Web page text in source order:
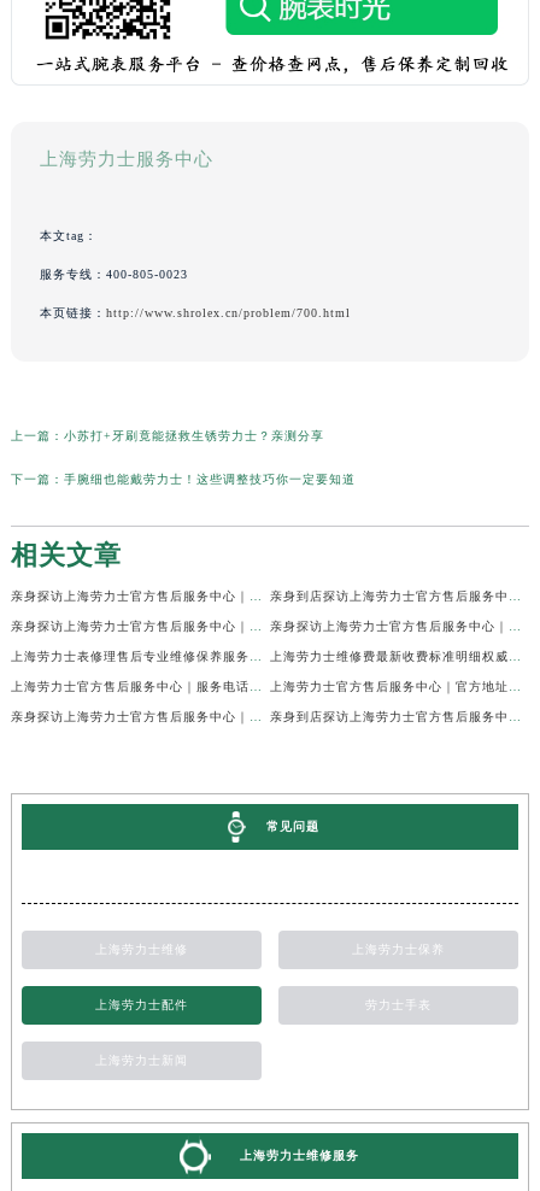
上海劳力士服务中心
本文tag：
服务专线： 400-805-0023
本页链接： http://www.shrolex.cn/problem/700.html
上一篇： 小苏打+牙刷竟能拯救生锈劳力士？亲测分享
下一篇： 手腕细也能戴劳力士！这些调整技巧你一定要知道
相关文章
亲身探访上海劳力士官方售后服务中心｜网点地址及官方热线（2026年7月最新） 亲身到店探访上海劳力士官方售后服务中心｜地址与联系电话（2026年7月最新）
亲身探访上海劳力士官方售后服务中心｜最新电话和详细维修地址（2026年7月最新） 亲身探访上海劳力士官方售后服务中心｜详细地址及售后服务电话（2026年7月最新）
上海劳力士表修理售后专业维修保养服务权威公示（2026年7月最新） 上海劳力士维修费最新收费标准明细权威公示（2026年7月最新）
上海劳力士官方售后服务中心｜服务电话及全部地址权威信息公示（2026年7月最新） 上海劳力士官方售后服务中心｜官方地址及服务热线权威信息公示（2026年7月最新）
亲身探访上海劳力士官方售后服务中心｜维修地址与24小时服务电话（2026年7月最新） 亲身到店探访上海劳力士官方售后服务中心｜最新维修地址与官方电话（2026年7月最新）
常见问题
上海劳力士维修 上海劳力士保养
上海劳力士配件 劳力士手表
上海劳力士新闻
上海劳力士维修服务